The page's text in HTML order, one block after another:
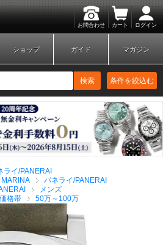
お問合わせ カート ログイン
ログイン
ンドから探す
ショップ ガイド マガジン
検索 条件を絞込む
ライ/PANERAI
パネライ/PANERAI
メンズ
価格帯 50万～100万